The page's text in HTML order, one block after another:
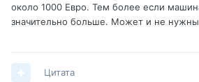
около 1000 Евро. Тем более если
значительно больше. Может и не
Цитата